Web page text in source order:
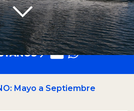
: Mayo a Septiembre